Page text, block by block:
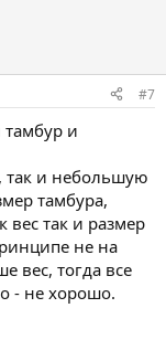
#7
и
так и небольшую
тамбура,
вес так и размер
не на
вес, тогда все
- не хорошо.